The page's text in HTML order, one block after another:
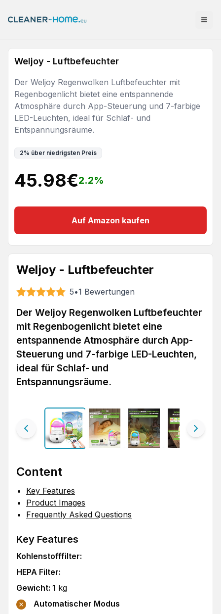
Weljoy - Luftbefeuchter
Der Weljoy Regenwolken Luftbefeuchter mit
Regenbogenlicht bietet eine entspannende
Atmosphäre durch App-Steuerung und 7-farbige
LED-Leuchten, ideal für Schlaf- und
Entspannungsräume.
2% über niedrigsten Preis
45.98€2.2%
Auf Amazon kaufen
Weljoy - Luftbefeuchter
5•1 Bewertungen
Der Weljoy Regenwolken Luftbefeuchter
mit Regenbogenlicht bietet eine
entspannende Atmosphäre durch App-
Steuerung und 7-farbige LED-Leuchten,
ideal für Schlaf- und
Entspannungsräume.
Content
Key Features
Product Images
Frequently Asked Questions
Key Features
Kohlenstofffilter:
HEPA Filter:
Gewicht: 1 kg
Automatischer Modus